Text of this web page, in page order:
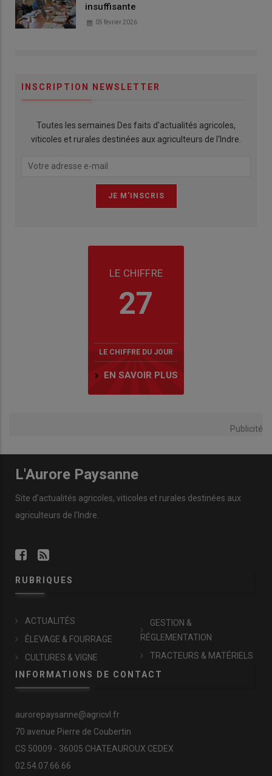
insuffisante
05 février 2026
INSCRIPTION NEWSLETTER
Toutes les semaines Des faits d'actualités agricoles,
viticoles et rurales destinées aux agriculteurs de l'Indre.
LE CHIFFRE
27
LE CHIFFRE DU JOUR
EN SAVOIR PLUS
Publicité
L'Aurore Paysanne
Site d'actualités agricoles, viticoles et rurales destinées aux
agriculteurs de l'Indre.
RUBRIQUES
ACTUALITÉS
ÉLEVAGE & FOURRAGE
CULTURES & VIGNE
GESTION &
RÉGLEMENTATION
TRACTEURS & MATÉRIELS
INFORMATIONS DE CONTACT
aurorepaysanne@agricvl.fr
70 avenue Pierre de Coubertin
CS 50009 - 36005 CHATEAUROUX CEDEX
02.54.07.66.66